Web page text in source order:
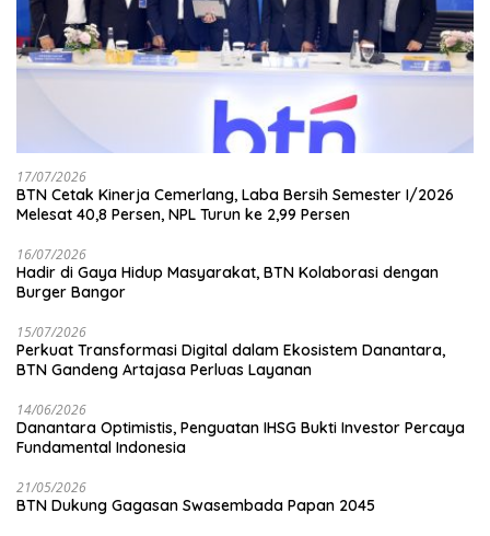
17/07/2026
BTN Cetak Kinerja Cemerlang, Laba Bersih Semester I/2026
Melesat 40,8 Persen, NPL Turun ke 2,99 Persen
16/07/2026
Hadir di Gaya Hidup Masyarakat, BTN Kolaborasi dengan
Burger Bangor
15/07/2026
Perkuat Transformasi Digital dalam Ekosistem Danantara,
BTN Gandeng Artajasa Perluas Layanan
14/06/2026
Danantara Optimistis, Penguatan IHSG Bukti Investor Percaya
Fundamental Indonesia
21/05/2026
BTN Dukung Gagasan Swasembada Papan 2045